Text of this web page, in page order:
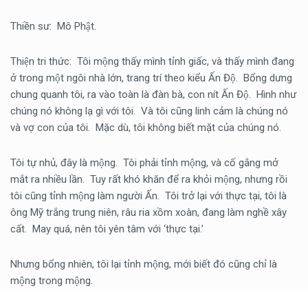
Thiền sư: Mô Phật.
Thiện tri thức: Tôi mộng thấy mình tỉnh giấc, và thấy mình đang
ở trong một ngôi nhà lớn, trang trí theo kiểu Ấn Độ. Bổng dưng
chung quanh tôi, ra vào toàn là đàn bà, con nít Ấn Độ. Hình như
chúng nó không lạ gì với tôi. Và tôi cũng linh cảm là chúng nó
và vợ con của tôi. Mặc dù, tôi không biết mặt của chúng nó.
Tôi tự nhủ, đây là mộng. Tôi phải tỉnh mộng, và cố gắng mở
mắt ra nhiều lần. Tuy rất khó khăn để ra khỏi mộng, nhưng rồi
tôi cũng tỉnh mộng làm người Ấn. Tôi trở lại với thực tại, tôi là
ông Mỹ trắng trung niên, râu ria xồm xoàn, đang làm nghề xây
cất. May quá, nên tôi yên tâm với ‘thực tại.’
Nhưng bổng nhiên, tôi lại tỉnh mộng, mới biết đó cũng chỉ là
mộng trong mộng.